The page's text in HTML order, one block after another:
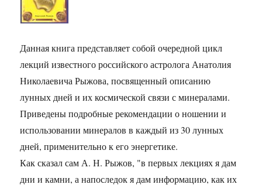
Данная книга представляет собой очередной цикл
лекций известного российского астролога Анатолия
Николаевича Рыжова, посвященный описанию
лунных дней и их космической связи с минералами.
Приведены подробные рекомендации о ношении и
использовании минералов в каждый из 30 лунных
дней, применительно к его энергетике.
Как сказал сам А. Н. Рыжов, "в первых лекциях я дам
дни и камни, а напоследок я дам информацию, как их